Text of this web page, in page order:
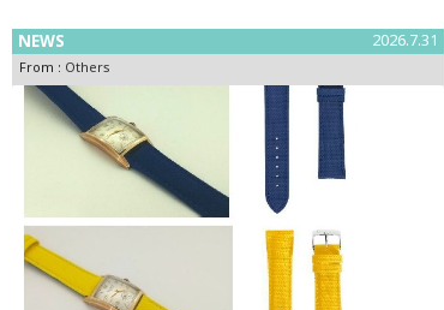
NEWS 2026.7.31
From : Others